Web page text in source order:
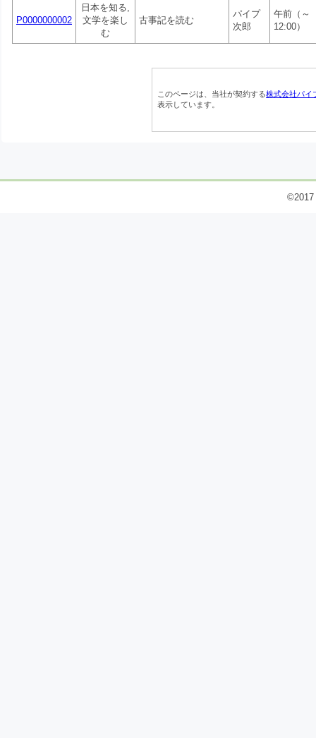
P0000000002
日本を知る,
文学を楽し
む
古事記を読む
パイプ
次郎
午前（～
12:00）
このページは、当社が契約する株式会社パイ
表示しています。
©2017